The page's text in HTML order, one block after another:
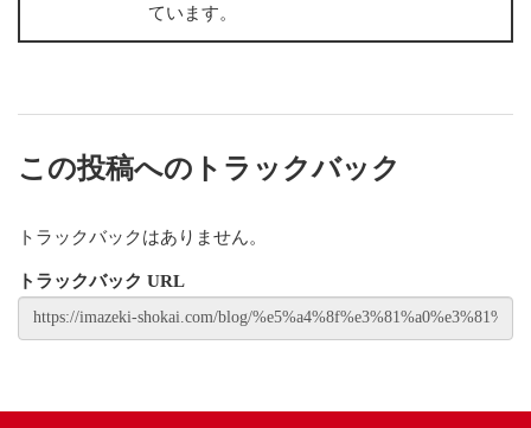
ています。
この投稿へのトラックバック
トラックバックはありません。
トラックバック URL